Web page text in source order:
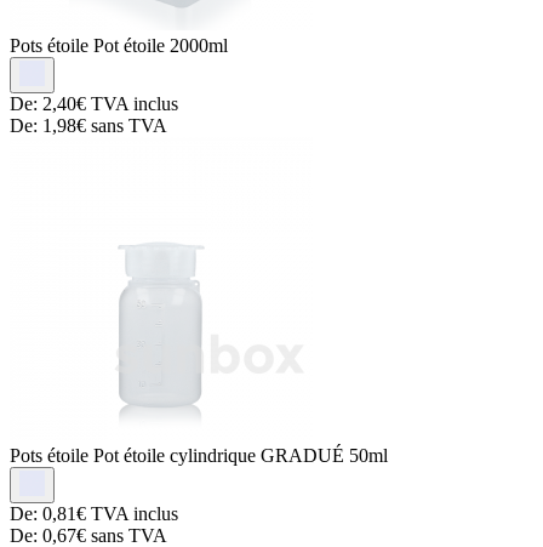
Pots étoile Pot étoile 2000ml
De: 2,40€ TVA inclus
De: 1,98€ sans TVA
Pots étoile Pot étoile cylindrique GRADUÉ 50ml
De: 0,81€ TVA inclus
De: 0,67€ sans TVA